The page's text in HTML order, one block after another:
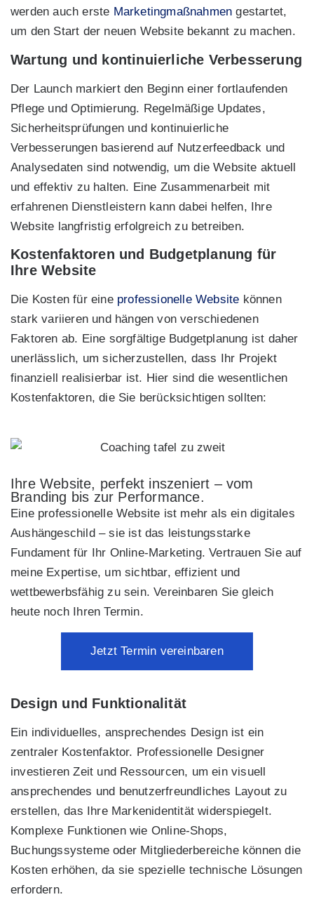
werden auch erste Marketingmaßnahmen gestartet,
um den Start der neuen Website bekannt zu machen.
Wartung und kontinuierliche Verbesserung
Der Launch markiert den Beginn einer fortlaufenden
Pflege und Optimierung. Regelmäßige Updates,
Sicherheitsprüfungen und kontinuierliche
Verbesserungen basierend auf Nutzerfeedback und
Analysedaten sind notwendig, um die Website aktuell
und effektiv zu halten. Eine Zusammenarbeit mit
erfahrenen Dienstleistern kann dabei helfen, Ihre
Website langfristig erfolgreich zu betreiben.
Kostenfaktoren und Budgetplanung für
Ihre Website
Die Kosten für eine professionelle Website können
stark variieren und hängen von verschiedenen
Faktoren ab. Eine sorgfältige Budgetplanung ist daher
unerlässlich, um sicherzustellen, dass Ihr Projekt
finanziell realisierbar ist. Hier sind die wesentlichen
Kostenfaktoren, die Sie berücksichtigen sollten:
Ihre Website, perfekt inszeniert – vom
Branding bis zur Performance.
Eine professionelle Website ist mehr als ein digitales
Aushängeschild – sie ist das leistungsstarke
Fundament für Ihr Online-Marketing. Vertrauen Sie auf
meine Expertise, um sichtbar, effizient und
wettbewerbsfähig zu sein. Vereinbaren Sie gleich
heute noch Ihren Termin.
Jetzt Termin vereinbaren
Design und Funktionalität
Ein individuelles, ansprechendes Design ist ein
zentraler Kostenfaktor. Professionelle Designer
investieren Zeit und Ressourcen, um ein visuell
ansprechendes und benutzerfreundliches Layout zu
erstellen, das Ihre Markenidentität widerspiegelt.
Komplexe Funktionen wie Online-Shops,
Buchungssysteme oder Mitgliederbereiche können die
Kosten erhöhen, da sie spezielle technische Lösungen
erfordern.